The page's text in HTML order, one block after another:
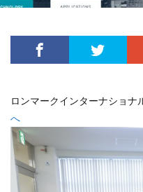
ロンマークインターナショナ
へ